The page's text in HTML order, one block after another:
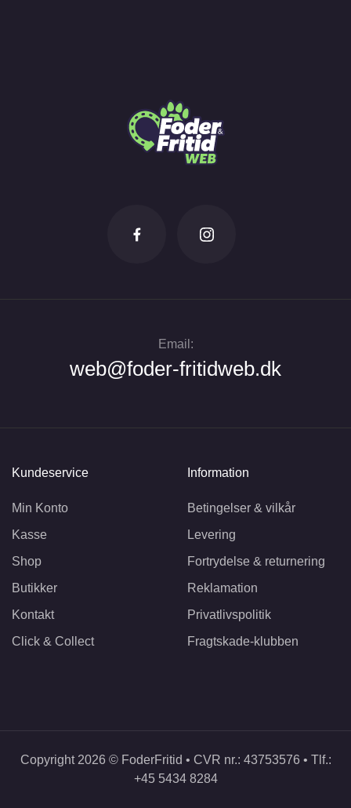
Email:
web@foder-fritidweb.dk
Kundeservice
Min Konto
Kasse
Shop
Butikker
Kontakt
Click & Collect
Information
Betingelser & vilkår
Levering
Fortrydelse & returnering
Reklamation
Privatlivspolitik
Fragtskade-klubben
Copyright 2026 © FoderFritid • CVR nr.: 43753576 • Tlf.:
+45 5434 8284